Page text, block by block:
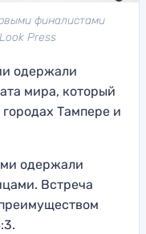
финалистами
Press
одержали
мира, который
Тампере и
одержали
Встреча